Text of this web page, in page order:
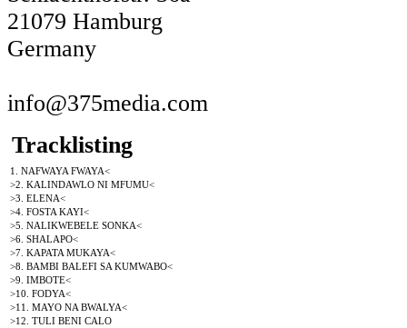
21079 Hamburg
Germany
info@375media.com
Tracklisting
1. NAFWAYA FWAYA<
>2. KALINDAWLO NI MFUMU<
>3. ELENA<
>4. FOSTA KAYI<
>5. NALIKWEBELE SONKA<
>6. SHALAPO<
>7. KAPATA MUKAYA<
>8. BAMBI BALEFI SA KUMWABO<
>9. IMBOTE<
>10. FODYA<
>11. MAYO NA BWALYA<
>12. TULI BENI CALO